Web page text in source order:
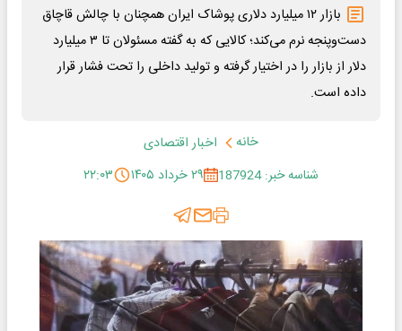
بازار ۱۲ میلیارد دلاری پوشاک ایران همچنان با چالش قاچاق
دست‌وپنجه نرم می‌کند؛ کالایی که به گفته مسئولان تا ۳ میلیارد
دلار از بازار را در اختیار گرفته و تولید داخلی را تحت فشار قرار
داده است.
خانه
اخبار اقتصادی
شناسه خبر: 187924
۲۹ خرداد ۱۴۰۵ ۲۲:۰۳